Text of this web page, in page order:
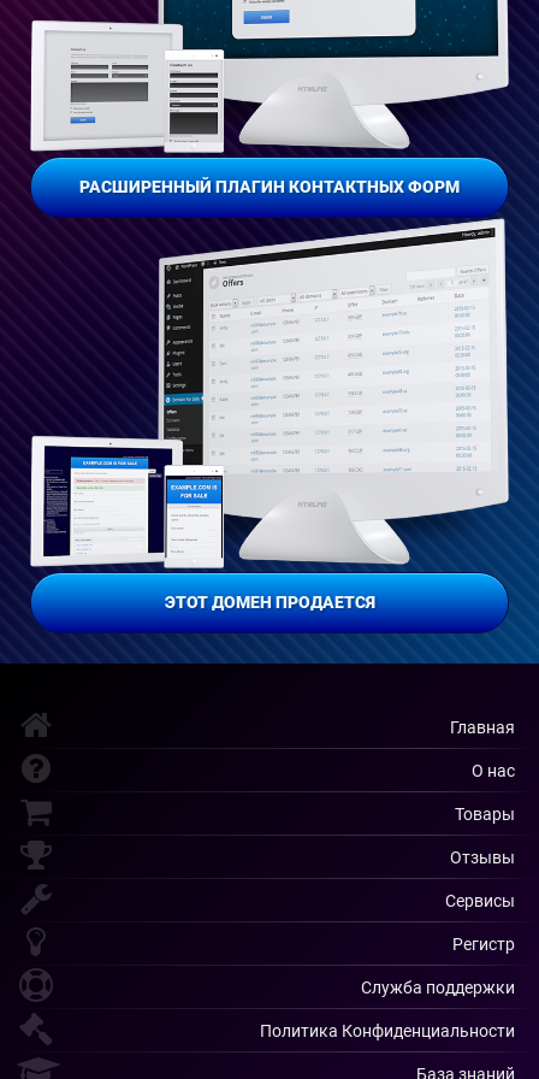
РАСШИРЕННЫЙ ПЛАГИН КОНТАКТНЫХ ФОРМ
ЭТОТ ДОМЕН ПРОДАЕТСЯ
Главная
О нас
Товары
Отзывы
Сервисы
Регистр
Служба поддержки
Политика Конфиденциальности
База знаний